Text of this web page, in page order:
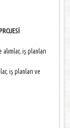
iş planları
iş planları ve